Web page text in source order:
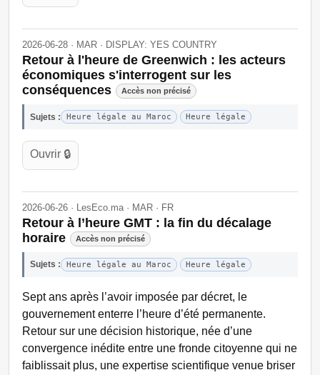
2026-06-28 · MAR · DISPLAY: YES COUNTRY
Retour à l'heure de Greenwich : les acteurs
économiques s'interrogent sur les
conséquences
Accès non précisé
Sujets : Heure légale au Maroc Heure légale
Ouvrir 🔒
2026-06-26 · LesEco.ma · MAR · FR
Retour à l’heure GMT : la fin du décalage
horaire
Accès non précisé
Sujets : Heure légale au Maroc Heure légale
Sept ans après l’avoir imposée par décret, le
gouvernement enterre l’heure d’été permanente.
Retour sur une décision historique, née d’une
convergence inédite entre une fronde citoyenne qui ne
faiblissait plus, une expertise scientifique venue briser